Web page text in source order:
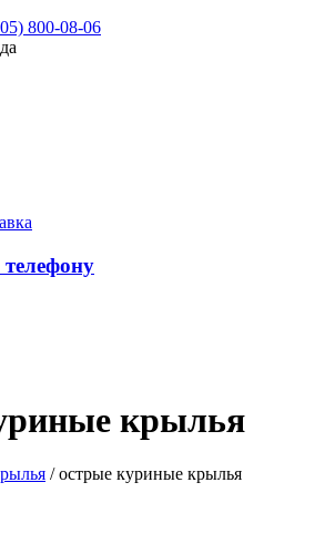
800-08-06
крылья
/острые куриные крылья